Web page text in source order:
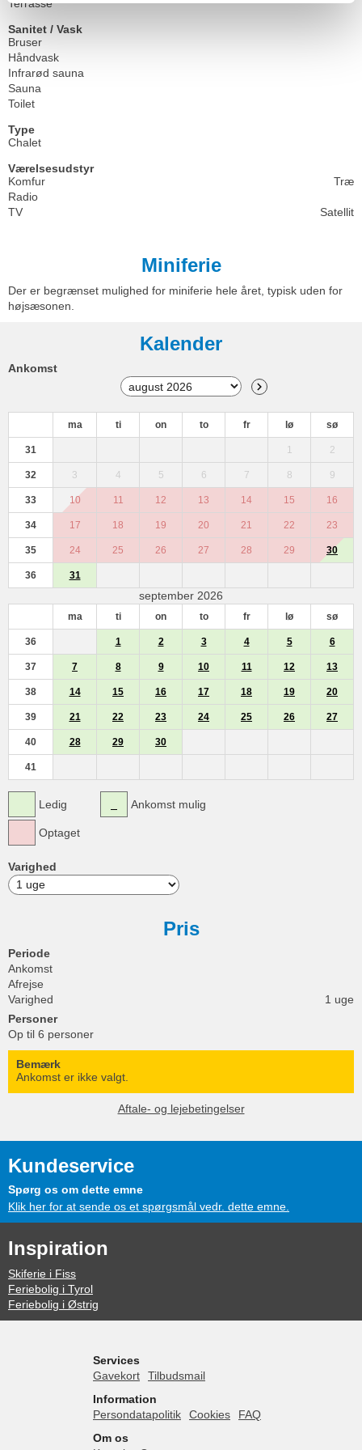
Terrasse
Sanitet / Vask
Bruser
Håndvask
Infrarød sauna
Sauna
Toilet
Type
Chalet
Værelsesudstyr
Komfur
Træ
Radio
TV
Satellit
Miniferie
Der er begrænset mulighed for miniferie hele året, typisk uden for
højsæsonen.
Kalender
Ankomst
ma ti on to fr lø sø
31 1 2
32 3 4 5 6 7 8 9
33 10 11 12 13 14 15 16
34 17 18 19 20 21 22 23
35 24 25 26 27 28 29 30
36 31
september 2026
ma ti on to fr lø sø
36 1 2 3 4 5 6
37 7 8 9 10 11 12 13
38 14 15 16 17 18 19 20
39 21 22 23 24 25 26 27
40 28 29 30
41
Ledig
Optaget
Ankomst mulig
Varighed
Pris
Periode
Ankomst
Afrejse
Varighed
1 uge
Personer
Op til 6 personer
Bemærk
Ankomst er ikke valgt.
Aftale- og lejebetingelser
Kundeservice
Spørg os om dette emne
Klik her for at sende os et spørgsmål vedr. dette emne.
Inspiration
Skiferie i Fiss
Feriebolig i Tyrol
Feriebolig i Østrig
Services
Gavekort
Tilbudsmail
Information
Persondatapolitik
Cookies
FAQ
Om os